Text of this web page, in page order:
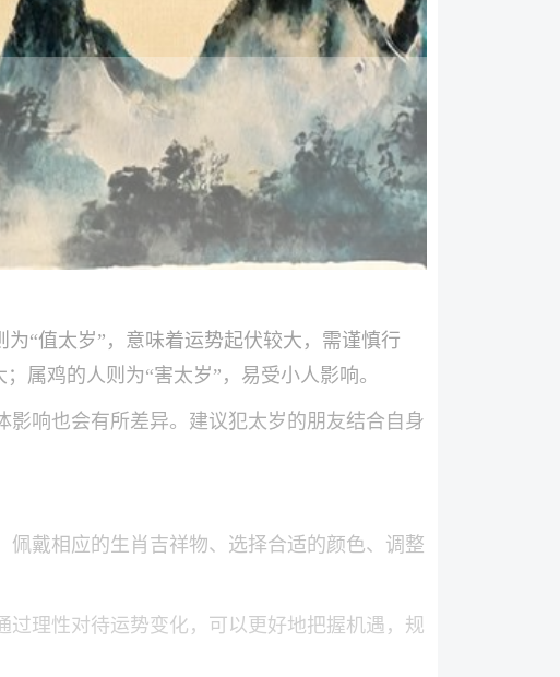
“值太岁”，意味着运势起伏较大，需谨慎行
属鸡的人则为“害太岁”，易受小人影响。
响也会有所差异。建议犯太岁的朋友结合自身
佩戴相应的生肖吉祥物、选择合适的颜色、调整
理性对待运势变化，可以更好地把握机遇，规